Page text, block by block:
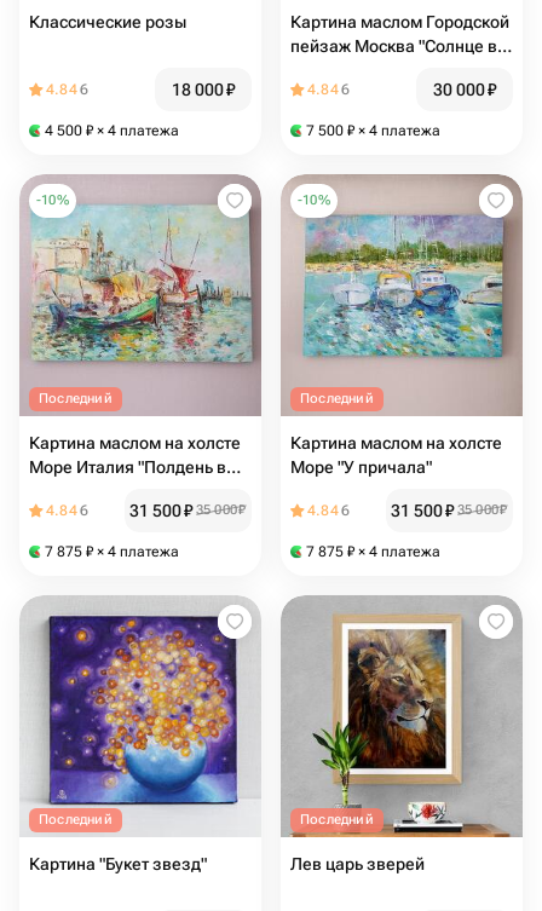
Классические розы
4.846 18 000₽
4 500 ₽ × 4 платежа
Картина маслом Городской
пейзаж Москва "Солнце в
4.846 30 000₽
7 500 ₽ × 4 платежа
-10%
Последний
Картина маслом на холсте
Море Италия "Полдень в
4.846 31 500₽ 35 000₽
7 875 ₽ × 4 платежа
-10%
Последний
Картина маслом на холсте
Море "У причала"
4.846 31 500₽ 35 000₽
7 875 ₽ × 4 платежа
Последний
Картина "Букет звезд"
Последний
Лев царь зверей